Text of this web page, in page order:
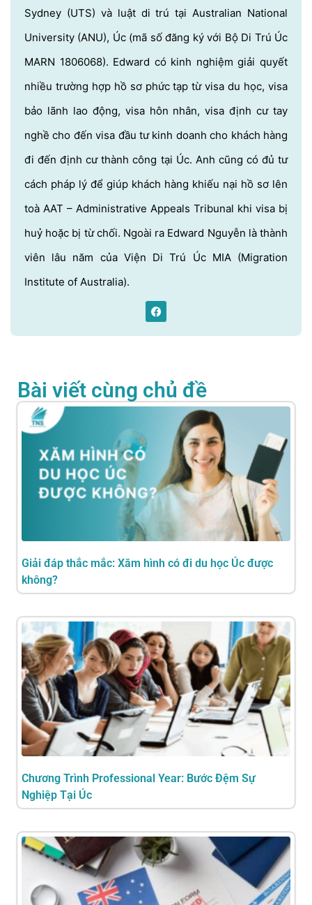
Sydney (UTS) và luật di trú tại Australian National
University (ANU), Úc (mã số đăng ký với Bộ Di Trú Úc
MARN 1806068). Edward có kinh nghiệm giải quyết
nhiều trường hợp hồ sơ phức tạp từ visa du học, visa
bảo lãnh lao động, visa hôn nhân, visa định cư tay
nghề cho đến visa đầu tư kinh doanh cho khách hàng
đi đến định cư thành công tại Úc. Anh cũng có đủ tư
cách pháp lý để giúp khách hàng khiếu nại hồ sơ lên
toà AAT – Administrative Appeals Tribunal khi visa bị
huỷ hoặc bị từ chối. Ngoài ra Edward Nguyễn là thành
viên lâu năm của Viện Di Trú Úc MIA (Migration
Institute of Australia).
Bài viết cùng chủ đề
Giải đáp thắc mắc: Xăm hình có đi du học Úc được
không?
Chương Trình Professional Year: Bước Đệm Sự
Nghiệp Tại Úc